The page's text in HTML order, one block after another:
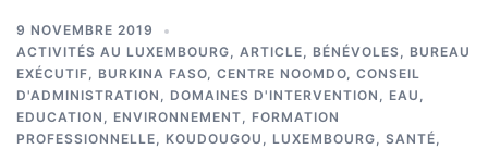
9 NOVEMBRE 2019
ACTIVITÉS AU LUXEMBOURG, ARTICLE, BÉNÉVOLES, BUREAU
EXÉCUTIF, BURKINA FASO, CENTRE NOOMDO, CONSEIL
D'ADMINISTRATION , DOMAINES D'INTERVENTION , EAU ,
EDUCATION , ENVIRONNEMENT, FORMATION
PROFESSIONNELLE, KOUDOUGOU , LUXEMBOURG, SANTÉ,